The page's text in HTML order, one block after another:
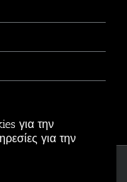
για την
για την